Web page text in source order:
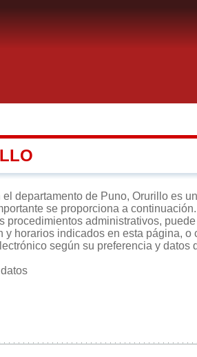
el departamento de Puno, Orurillo es
se proporciona a continuación.
procedimientos administrativos,
y horarios indicados en esta página,
según su preferencia y datos